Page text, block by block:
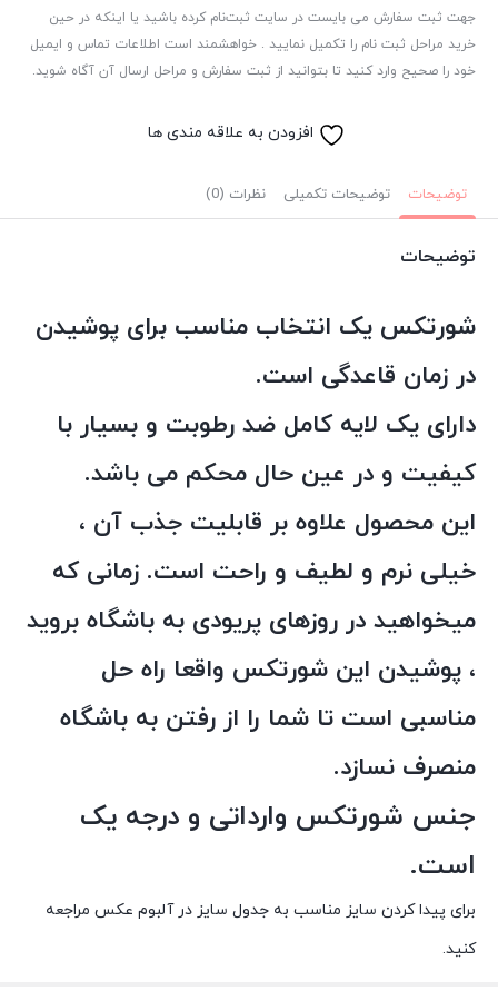
جهت ثبت سفارش می بایست در سایت ثبت‌نام کرده باشید یا اینکه در حین
خرید مراحل ثبت نام را تکمیل نمایید . خواهشمند است اطلاعات تماس و ایمیل
خود را صحیح وارد کنید تا بتوانید از ثبت سفارش و مراحل ارسال آن آگاه شوید.
افزودن به علاقه مندی ها
توضیحات توضیحات تکمیلی نظرات (0)
توضیحات
شورتکس یک انتخاب مناسب برای پوشیدن
در زمان قاعدگی است.
دارای یک لایه کامل ضد رطوبت و بسیار با
کیفیت و در عین حال محکم می باشد.
این محصول علاوه بر قابلیت جذب آن ،
خیلی نرم و لطیف و راحت است. زمانی که
میخواهید در روزهای پریودی به باشگاه بروید
، پوشیدن این شورتکس واقعا راه حل
مناسبی است تا شما را از رفتن به باشگاه
منصرف نسازد.
جنس شورتکس وارداتی و درجه یک
است.
برای پیدا کردن سایز مناسب به جدول سایز در آلبوم عکس مراجعه
کنید.